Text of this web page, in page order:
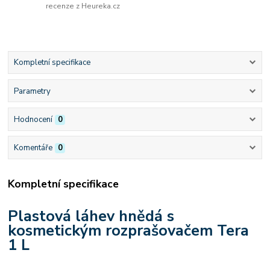
recenze z Heureka.cz
Kompletní specifikace
Parametry
Hodnocení 0
Komentáře 0
Kompletní specifikace
Plastová láhev hnědá s
kosmetickým rozprašovačem Tera
1 L